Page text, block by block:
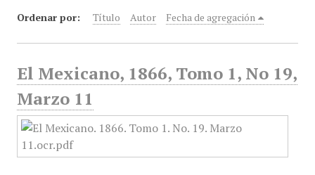
Ordenar por: Título Autor Fecha de agregación
El Mexicano, 1866, Tomo 1, No 19,
Marzo 11